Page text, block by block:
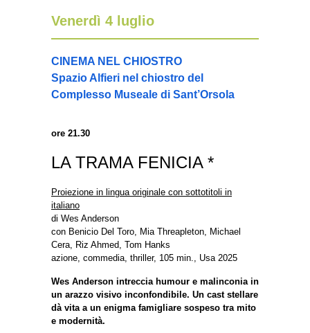
Venerdì 4 luglio
CINEMA NEL CHIOSTRO
Spazio Alfieri nel chiostro del
Complesso Museale di Sant’Orsola
ore 21.30
LA TRAMA FENICIA *
Proiezione in lingua originale con sottotitoli in
italiano
di Wes Anderson
con Benicio Del Toro, Mia Threapleton, Michael
Cera, Riz Ahmed, Tom Hanks
azione, commedia, thriller, 105 min., Usa 2025
Wes Anderson intreccia humour e malinconia in
un arazzo visivo inconfondibile. Un cast stellare
dà vita a un enigma famigliare sospeso tra mito
e modernità.